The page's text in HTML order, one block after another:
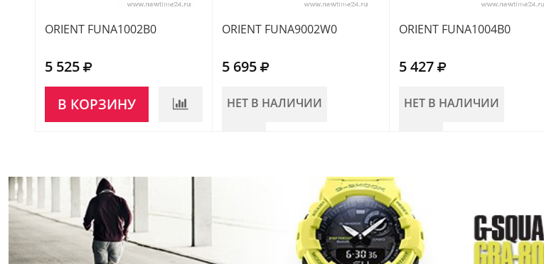
ORIENT FUNA1002B0
5 525
В КОРЗИНУ
ORIENT FUNA9002W0
5 695
НЕТ В НАЛИЧИИ
ORIENT FUNA1004B0
5 427
НЕТ В НАЛИЧИИ